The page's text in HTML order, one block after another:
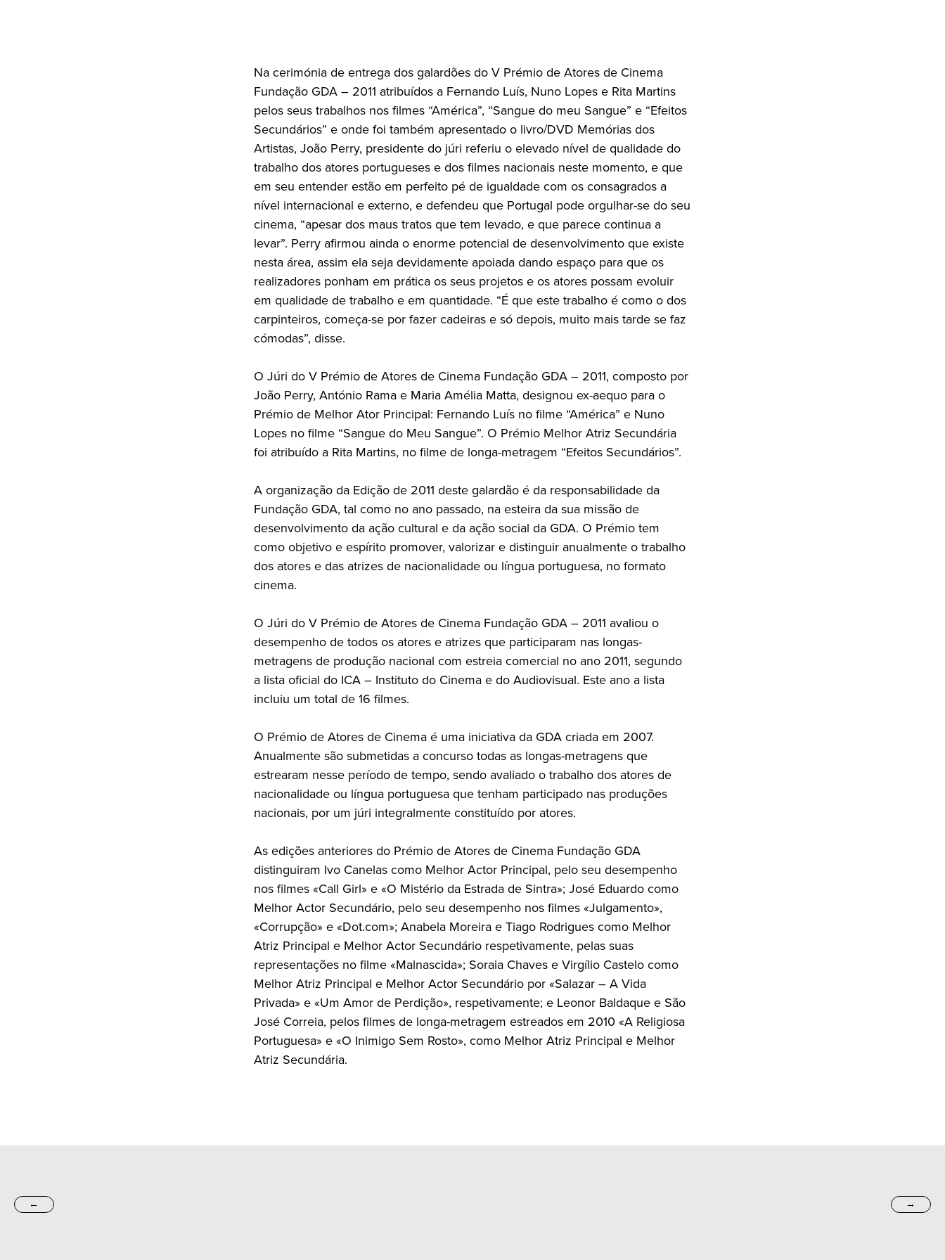
Na cerimónia de entrega dos galardões do V Prémio de Atores de Cinema
Fundação GDA – 2011 atribuídos a Fernando Luís, Nuno Lopes e Rita Martins
pelos seus trabalhos nos filmes “América”, “Sangue do meu Sangue” e “Efeitos
Secundários” e onde foi também apresentado o livro/DVD Memórias dos
Artistas, João Perry, presidente do júri referiu o elevado nível de qualidade do
trabalho dos atores portugueses e dos filmes nacionais neste momento, e que
em seu entender estão em perfeito pé de igualdade com os consagrados a
nível internacional e externo, e defendeu que Portugal pode orgulhar-se do seu
cinema, “apesar dos maus tratos que tem levado, e que parece continua a
levar”. Perry afirmou ainda o enorme potencial de desenvolvimento que existe
nesta área, assim ela seja devidamente apoiada dando espaço para que os
realizadores ponham em prática os seus projetos e os atores possam evoluir
em qualidade de trabalho e em quantidade. “É que este trabalho é como o dos
carpinteiros, começa-se por fazer cadeiras e só depois, muito mais tarde se faz
cómodas”, disse.
O Júri do V Prémio de Atores de Cinema Fundação GDA – 2011, composto por
João Perry, António Rama e Maria Amélia Matta, designou ex-aequo para o
Prémio de Melhor Ator Principal: Fernando Luís no filme “América” e Nuno
Lopes no filme “Sangue do Meu Sangue”. O Prémio Melhor Atriz Secundária
foi atribuído a Rita Martins, no filme de longa-metragem “Efeitos Secundários”.
A organização da Edição de 2011 deste galardão é da responsabilidade da
Fundação GDA, tal como no ano passado, na esteira da sua missão de
desenvolvimento da ação cultural e da ação social da GDA. O Prémio tem
como objetivo e espírito promover, valorizar e distinguir anualmente o trabalho
dos atores e das atrizes de nacionalidade ou língua portuguesa, no formato
cinema.
O Júri do V Prémio de Atores de Cinema Fundação GDA – 2011 avaliou o
desempenho de todos os atores e atrizes que participaram nas longas-
metragens de produção nacional com estreia comercial no ano 2011, segundo
a lista oficial do ICA – Instituto do Cinema e do Audiovisual. Este ano a lista
incluiu um total de 16 filmes.
O Prémio de Atores de Cinema é uma iniciativa da GDA criada em 2007.
Anualmente são submetidas a concurso todas as longas-metragens que
estrearam nesse período de tempo, sendo avaliado o trabalho dos atores de
nacionalidade ou língua portuguesa que tenham participado nas produções
nacionais, por um júri integralmente constituído por atores.
As edições anteriores do Prémio de Atores de Cinema Fundação GDA
distinguiram Ivo Canelas como Melhor Actor Principal, pelo seu desempenho
nos filmes «Call Girl» e «O Mistério da Estrada de Sintra»; José Eduardo como
Melhor Actor Secundário, pelo seu desempenho nos filmes «Julgamento»,
«Corrupção» e «Dot.com»; Anabela Moreira e Tiago Rodrigues como Melhor
Atriz Principal e Melhor Actor Secundário respetivamente, pelas suas
representações no filme «Malnascida»; Soraia Chaves e Virgílio Castelo como
Melhor Atriz Principal e Melhor Actor Secundário por «Salazar – A Vida
Privada» e «Um Amor de Perdição», respetivamente; e Leonor Baldaque e São
José Correia, pelos filmes de longa-metragem estreados em 2010 «A Religiosa
Portuguesa» e «O Inimigo Sem Rosto», como Melhor Atriz Principal e Melhor
Atriz Secundária.
← →